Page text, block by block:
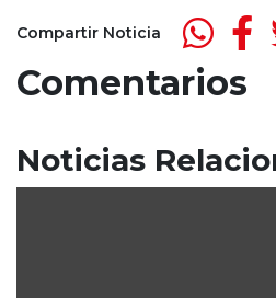
Compartir Noticia
Comentarios
Noticias